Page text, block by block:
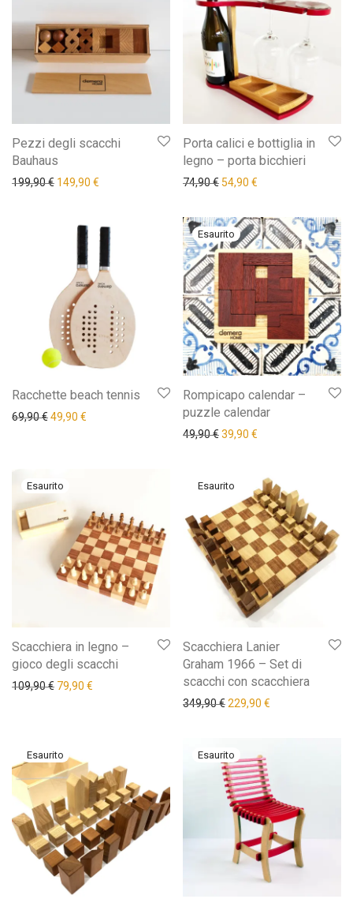
Pezzi degli scacchi
Bauhaus
199,90€ Il prezzo originale era: 199,90 €.
149,90 € Il prezzo attuale è: 149,90 €.
Porta calici e bottiglia in
legno – porta bicchieri
74,90€ Il prezzo originale era:
54,90 €
Racchette beach tennis
69,90€Il prezzo originale era: 69,90 €.
49,90 € Il prezzo attuale è: 49,90 €.
Rompicapo calendar –
puzzle calendar
49,90€Il prezzo originale era:
39,90 €
Scacchiera in legno –
gioco degli scacchi
109,90€ Il prezzo originale era: 109,90 €.
79,90 € Il prezzo attuale è: 79,90 €.
Scacchiera Lanier
Graham 1966 – Set di
scacchi con scacchiera
349,90€Il prezzo originale era:
229,90 €